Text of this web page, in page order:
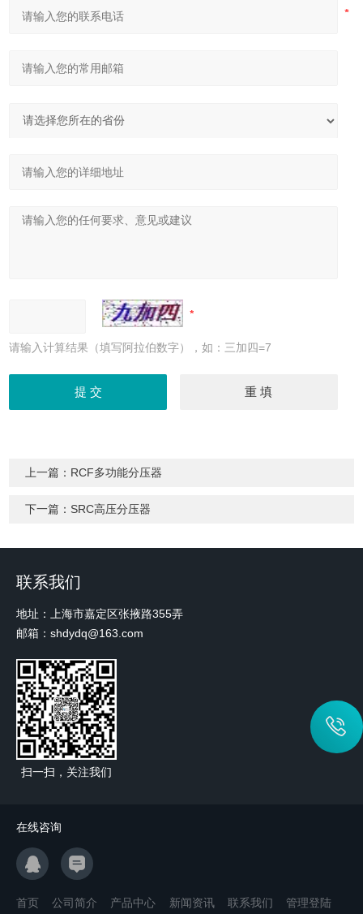
请输入计算结果（填写阿拉伯数字），如：三加四=7
上一篇： RCF多功能分压器
下一篇： SRC高压分压器
联系我们
地址：上海市嘉定区张掖路355弄
邮箱：shdydq@163.com
扫一扫，关注我们
在线咨询
首页 公司简介 产品中心 新闻资讯 联系我们 管理登陆